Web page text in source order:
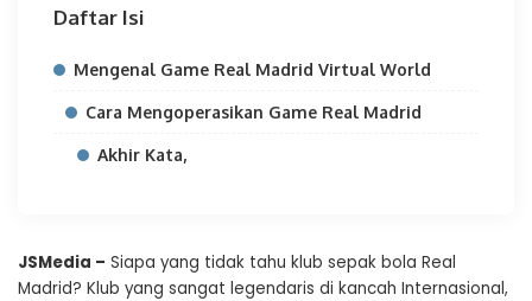
Daftar Isi
Mengenal Game Real Madrid Virtual World
Cara Mengoperasikan Game Real Madrid
Akhir Kata,
JSMedia – Siapa yang tidak tahu klub sepak bola Real
Madrid? Klub yang sangat legendaris di kancah Internasional,